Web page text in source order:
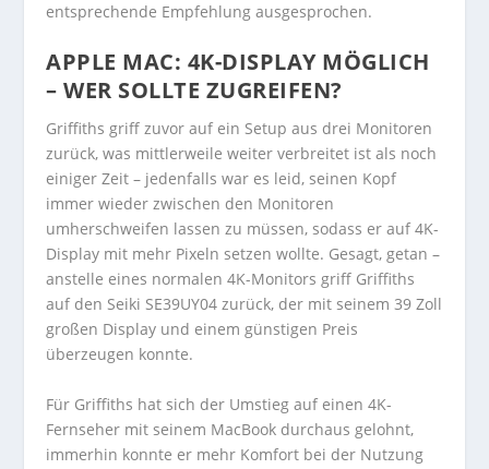
entsprechende Empfehlung ausgesprochen.
APPLE MAC: 4K-DISPLAY MÖGLICH
– WER SOLLTE ZUGREIFEN?
Griffiths griff zuvor auf ein Setup aus drei Monitoren
zurück, was mittlerweile weiter verbreitet ist als noch
einiger Zeit – jedenfalls war es leid, seinen Kopf
immer wieder zwischen den Monitoren
umherschweifen lassen zu müssen, sodass er auf 4K-
Display mit mehr Pixeln setzen wollte. Gesagt, getan –
anstelle eines normalen 4K-Monitors griff Griffiths
auf den Seiki SE39UY04 zurück, der mit seinem 39 Zoll
großen Display und einem günstigen Preis
überzeugen konnte.
Für Griffiths hat sich der Umstieg auf einen 4K-
Fernseher mit seinem MacBook durchaus gelohnt,
immerhin konnte er mehr Komfort bei der Nutzung